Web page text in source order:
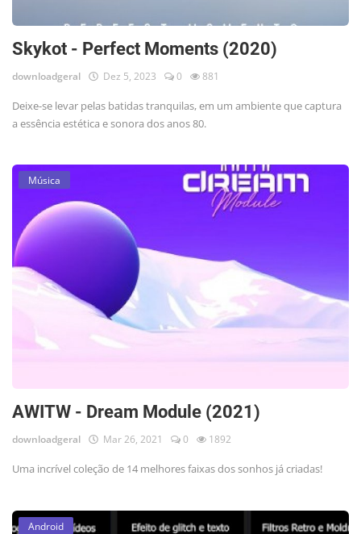
Skykot - Perfect Moments (2020)
downloadgeral Dez 5, 2023 0 881
Deixe-se levar pelas batidas tranquilas, em um ambiente que captura
a essência estética e sonora dos anos 80.
Música
AWITW - Dream Module (2021)
downloadgeral Mar 26, 2021 0 1892
Uma incrível coleção de 14 melhores faixas dos sonhos já criadas!
Android